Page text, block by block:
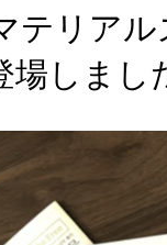
テリア
場しまし